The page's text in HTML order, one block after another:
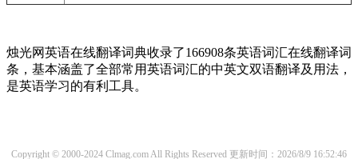
烛光网英语在线翻译词典收录了166908条英语词汇在线翻译词
条，基本涵盖了全部常用英语词汇的中英文双语翻译及用法，
是英语学习的有利工具。
Copyright © 2000-2024 Clmag.com All Rights Reserved 更新时间：2026/8/9 16:52:46